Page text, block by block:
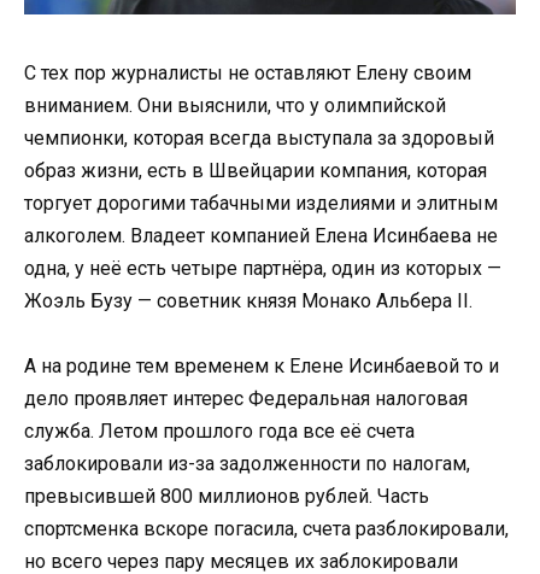
С тех пор журналисты не оставляют Елену своим
вниманием. Они выяснили, что у олимпийской
чемпионки, которая всегда выступала за здоровый
образ жизни, есть в Швейцарии компания, которая
торгует дорогими табачными изделиями и элитным
алкоголем. Владеет компанией Елена Исинбаева не
одна, у неё есть четыре партнёра, один из которых —
Жоэль Бузу — советник князя Монако Альбера II.
А на родине тем временем к Елене Исинбаевой то и
дело проявляет интерес Федеральная налоговая
служба. Летом прошлого года все её счета
заблокировали из-за задолженности по налогам,
превысившей 800 миллионов рублей. Часть
спортсменка вскоре погасила, счета разблокировали,
но всего через пару месяцев их заблокировали